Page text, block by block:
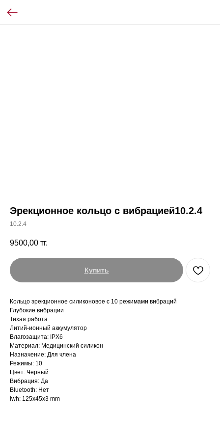
Эрекционное кольцо с вибрацией10.2.4
10.2.4
9500,00 тг.
Купить
Кольцо эрекционное силиконовое с 10 режимами вибраций
Глубокие вибрации
Тихая работа
Литий-ионный аккумулятор
Влагозащита: IPX6
Материал: Медицинский силикон
Назначение: Для члена
Режимы: 10
Цвет: Черный
Вибрация: Да
Bluetooth: Нет
lwh: 125x45x3 mm